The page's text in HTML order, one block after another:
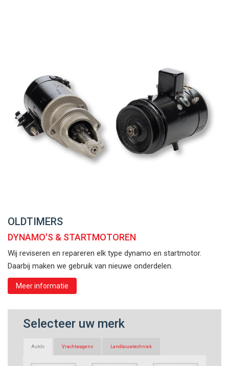
OLDTIMERS
DYNAMO'S & STARTMOTOREN
Wij reviseren en repareren elk type dynamo en startmotor.
Daarbij maken we gebruik van nieuwe onderdelen.
Meer informatie
Selecteer uw merk
Auto's Vrachtwagens Landbouwtechniek